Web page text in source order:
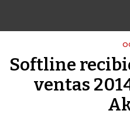
Softline
ventas